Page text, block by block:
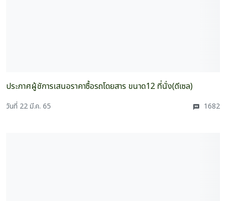
ประกาศผู้ชัการเสนอราคาซื้อรถโดยสาร ขนาด12 ที่นั่ง(ดีเซล)
วันที่ 22 มี.ค. 65 1682